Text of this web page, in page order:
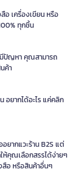
อ เครื่องเขียน หรือ
ทุกชิ้น
มีปัญหา คุณสามารถ
ค้า
ยากได้อะไร แค่คลิก
ยากแวะร้าน B2S แต่
ให้คุณเลือกสรรได้ง่ายๆ
สือ หรือสินค้าอื่นๆ